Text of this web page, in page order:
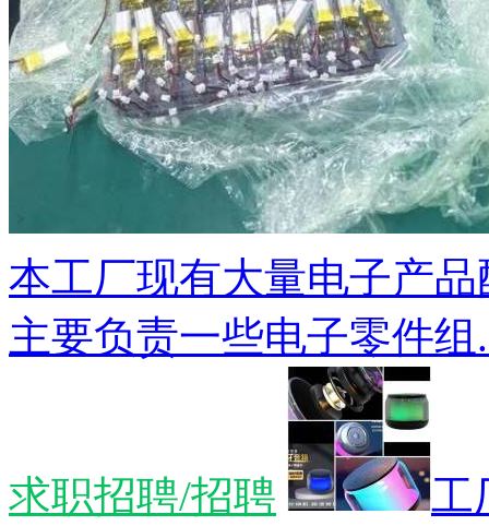
本工厂现有大量电子产
主要负责一些电子零件组
求职招聘/招聘
工